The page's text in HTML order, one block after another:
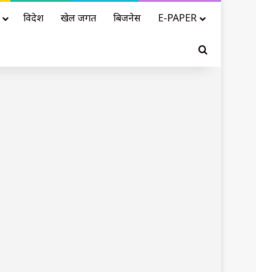
विदेश खेल जगत बिजनेस E-PAPER
Search for